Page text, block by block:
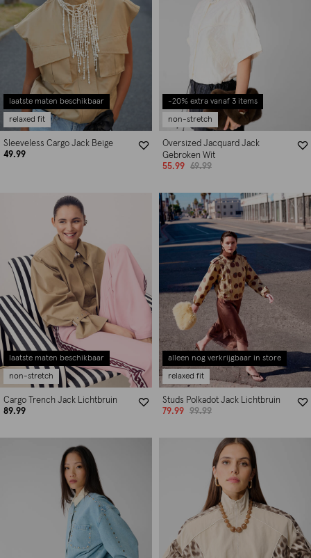
laatste maten beschikbaar
relaxed fit
Sleeveless Cargo Jack Beige
49.99
-20% extra vanaf 3 items
non-stretch
Oversized Jacquard Jack
Gebroken Wit
55.99
69.99
laatste maten beschikbaar
non-stretch
Cargo Trench Jack Lichtbruin
89.99
alleen nog verkrijgbaar in store
relaxed fit
Studs Polkadot Jack Lichtbruin
79.99
99.99